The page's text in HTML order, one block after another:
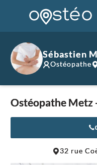
Sébastien
Ostéopathe
Ostéopathe Metz
+
32 rue